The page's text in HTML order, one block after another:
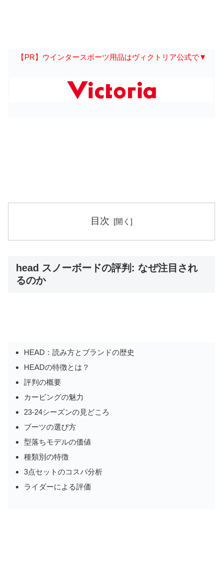
【PR】ウインタースポーツ用品はヴィクトリア公式で▼
目次
head スノーボードの評判: なぜ注目され
るのか
HEAD：読み方とブランドの歴史
HEADの特徴とは？
評判の概要
カービングの魅力
23-24シーズンの見どころ
ブーツの選び方
型落ちモデルの価値
種類別の特徴
3点セットのコスパ分析
ライダーによる評価